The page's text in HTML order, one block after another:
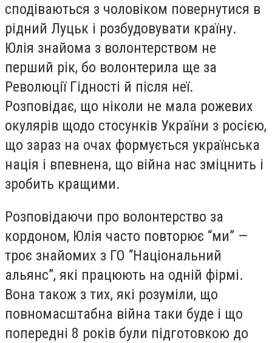
сподіваються з чоловіком повернутися в
рідний Луцьк і розбудовувати країну.
Юлія знайома з волонтерством не
перший рік, бо волонтерила ще за
Революції Гідності й після неї.
Розповідає, що ніколи не мала рожевих
окулярів щодо стосунків України з росією,
що зараз на очах формується українська
нація і впевнена, що війна нас зміцнить і
зробить кращими.
Розповідаючи про волонтерство за
кордоном, Юлія часто повторює “ми” —
троє знайомих з ГО “Національний
альянс”, які працюють на одній фірмі.
Вона також з тих, які розуміли, що
повномасштабна війна таки буде і що
попередні 8 років були підготовкою до